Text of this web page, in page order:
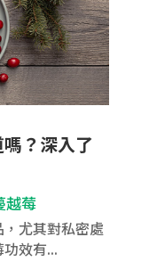
？深入了
越莓
尤其對私密處
效有...